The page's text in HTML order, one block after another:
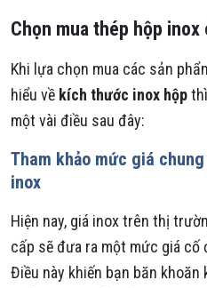
Chọn mua thép hộp
Khi lựa chọn mua các sản
hiểu về kích thước inox hộp
một vài điều sau đây:
Tham khảo mức giá
inox
Hiện nay, giá inox trên thị
cấp sẽ đưa ra một mức giá
Điều này khiến bạn băn khoăn